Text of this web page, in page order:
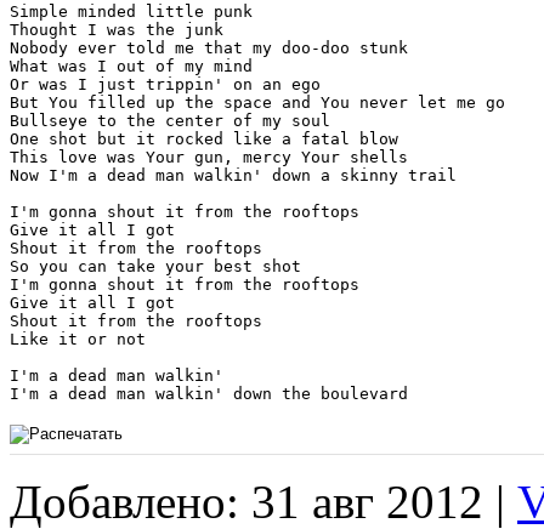
Simple minded little punk
Thought I was the junk
Nobody ever told me that my doo-doo stunk
What was I out of my mind
Or was I just trippin' on an ego
But You filled up the space and You never let me go
Bullseye to the center of my soul
One shot but it rocked like a fatal blow
This love was Your gun, mercy Your shells
Now I'm a dead man walkin' down a skinny trail
I'm gonna shout it from the rooftops
Give it all I got
Shout it from the rooftops
So you can take your best shot
I'm gonna shout it from the rooftops
Give it all I got
Shout it from the rooftops
Like it or not
I'm a dead man walkin'
Добавлено: 31 авг 2012 |